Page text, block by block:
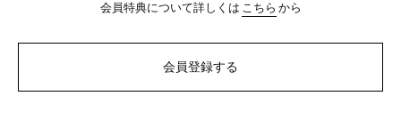
会員特典について詳しくは こちら から
会員登録する